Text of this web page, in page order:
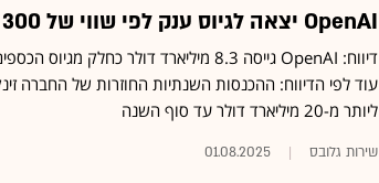
OpenAI יצאה לגיוס ענק לפי שווי של 300 מיליארד דולר
ליותר מ-20 מיליארד דולר עד סוף השנה
שירות גלובס 01.08.2025